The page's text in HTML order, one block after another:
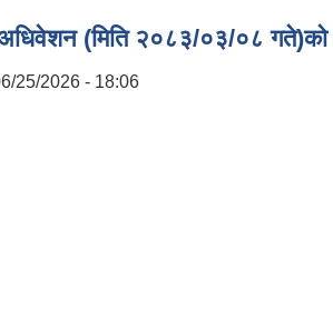
(मिति २०८३/०३/०८ गते)को
25/2026 - 18:06